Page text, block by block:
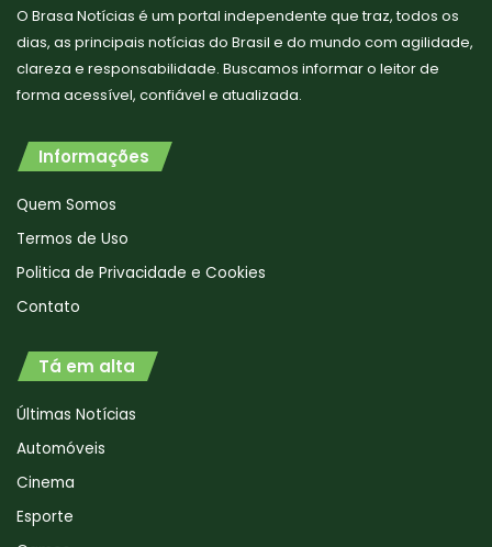
O Brasa Notícias é um portal independente que traz, todos os
dias, as principais notícias do Brasil e do mundo com agilidade,
clareza e responsabilidade. Buscamos informar o leitor de
forma acessível, confiável e atualizada.
Informações
Quem Somos
Termos de Uso
Politica de Privacidade e Cookies
Contato
Tá em alta
Últimas Notícias
Automóveis
Cinema
Esporte